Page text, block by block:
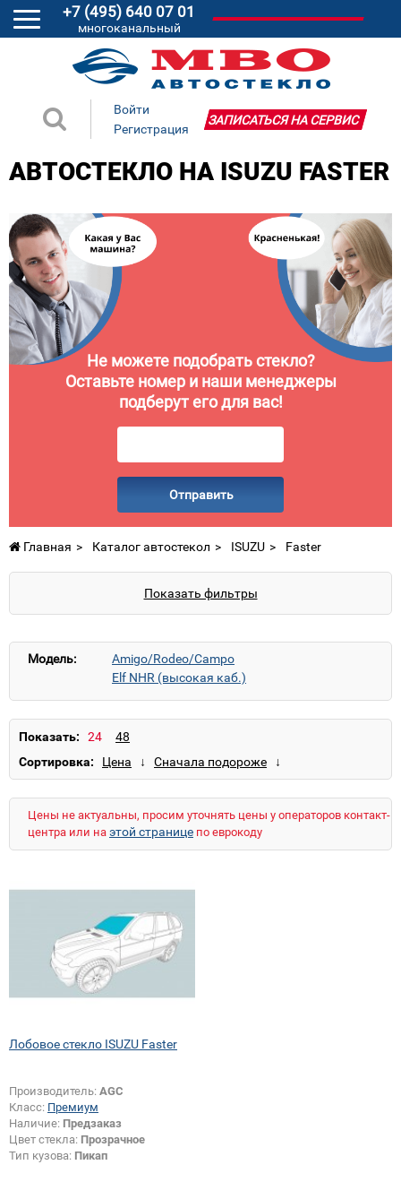
+7 (495) 640 07 01
многоканальный
Войти
Регистрация
ЗАПИСАТЬСЯ НА СЕРВИС
АВТОСТЕКЛО НА ISUZU FASTER
Не можете подобрать стекло?
Оставьте номер и наши менеджеры
подберут его для вас!
Отправить
Главная Каталог автостекол ISUZU Faster
Показать фильтры
Модель:
Amigo/Rodeo/Campo
Elf NHR (высокая каб.)
Elf NLR/NRR (высокая каб.)
Elf NPR/NQR (широкая каб.)
Показать:
Сортировка:
Цены не актуальны, просим уточнять цены у операторов контакт-
центра или на этой странице по еврокоду
Лобовое стекло ISUZU Faster
Производитель: AGC
Класс: Премиум
Наличие: Предзаказ
Цвет стекла: Прозрачное
Тип кузова: Пикап